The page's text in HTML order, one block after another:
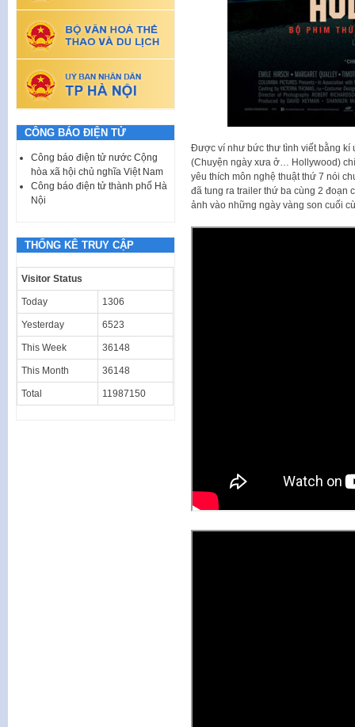
Được ví như bức thư tình viết bằng
(Chuyện ngày xưa ở… Hollywood)
yêu thích môn nghệ thuật thứ 7 nói
đã tung ra trailer thứ ba cùng 2 đoạn
ảnh vào những ngày vàng son cuối
CÔNG BÁO ĐIỆN TỬ
Công báo điện tử nước Cộng
hòa xã hội chủ nghĩa Việt Nam
Công báo điện tử thành phố Hà
Nội
THỐNG KÊ TRUY CẬP
Visitor Status
Today 1306
Yesterday 6523
This Week 36148
This Month 36148
Total 11987150